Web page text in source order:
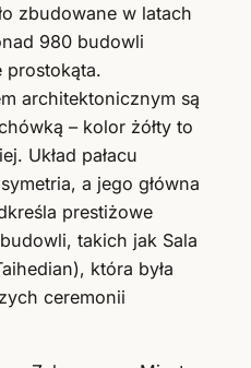
zbudowane w latach
980 budowli
prostokąta.
architektonicznym są
– kolor żółty to
Układ pałacu
a jego główna
prestiżowe
takich jak Sala
która była
ceremonii